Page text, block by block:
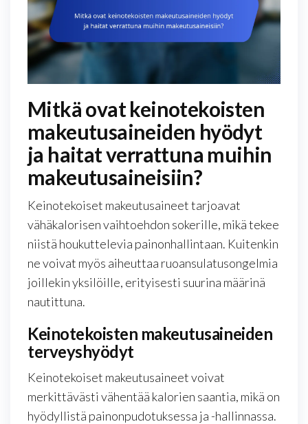
Mitkä ovat keinotekoisten
makeutusaineiden hyödyt
ja haitat verrattuna muihin
makeutusaineisiin?
Keinotekoiset makeutusaineet tarjoavat
vähäkalorisen vaihtoehdon sokerille, mikä tekee
niistä houkuttelevia painonhallintaan. Kuitenkin
ne voivat myös aiheuttaa ruoansulatusongelmia
joillekin yksilöille, erityisesti suurina määrinä
nautittuna.
Keinotekoisten makeutusaineiden
terveyshyödyt
Keinotekoiset makeutusaineet voivat
merkittävästi vähentää kalorien saantia, mikä on
hyödyllistä painonpudotuksessa ja -hallinnassa.